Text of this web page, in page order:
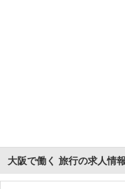
大阪で働く 旅行の求人情報